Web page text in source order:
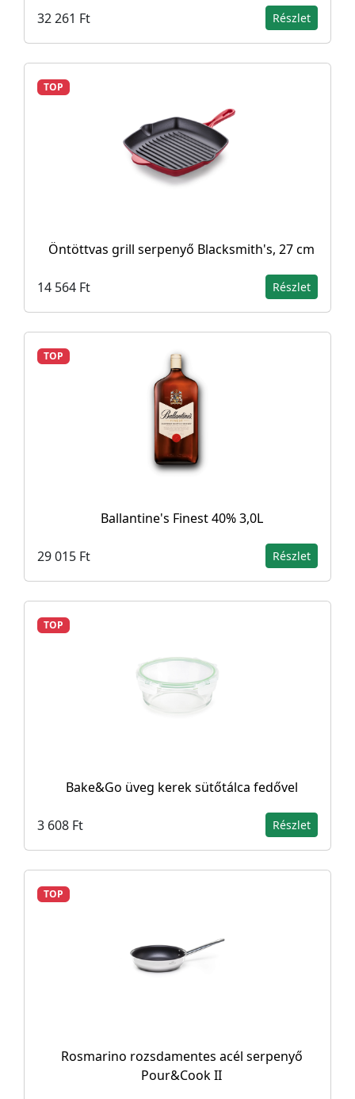
32 261 Ft Részlet
TOP
Öntöttvas grill serpenyő Blacksmith's, 27 cm
14 564 Ft Részlet
TOP
Ballantine's Finest 40% 3,0L
29 015 Ft Részlet
TOP
Bake&Go üveg kerek sütőtálca fedővel
3 608 Ft Részlet
TOP
Rosmarino rozsdamentes acél serpenyő
Pour&Cook II